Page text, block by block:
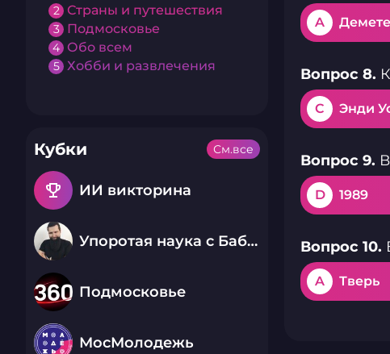
2 Страны и путешествия
3 Подмосковье
4 Обо всем
5 Хобби и развлечения
Кубки
emoji_events ИИ викторина
Упоротая наука с Бабаем Лютым
Подмосковье
МосМолодежь
См.все
A
Вопрос 8.
C Энди
Вопрос 9.
D 1989
Вопрос 10.
A Тверь